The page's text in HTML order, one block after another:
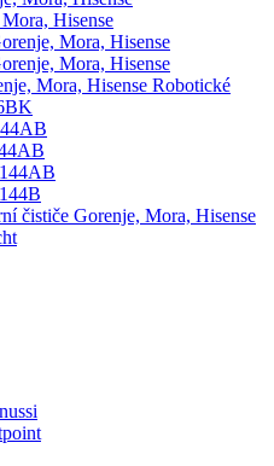
Hisense
Mora, Hisense
Mora, Hisense
Mora, Hisense Robotické
čističe Gorenje, Mora, Hisense